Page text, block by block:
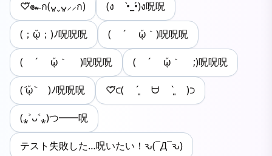
♡⃛๛ก(ᴗ͈ˬᴗ͈⸝⸝ก) (ง •̀_•́)ง呪呪
(；ᾥ；)ﾉ呪呪呪 ( ´ ᾥ｀)呪呪呪
( ´ ᾥ｀ )呪呪呪 ( ´ ᾥ｀ ;)呪呪呪
( ᷄ᾥ ᷅ )ﾉ呪呪呪 ♡⃛⊂( ´͈ ᗨ `͈ )⊃
(⁎˃ᴗ˂⁎)つ━━呪
テスト失敗した…呪いたい！ԅ(¯Д¯ԅ)